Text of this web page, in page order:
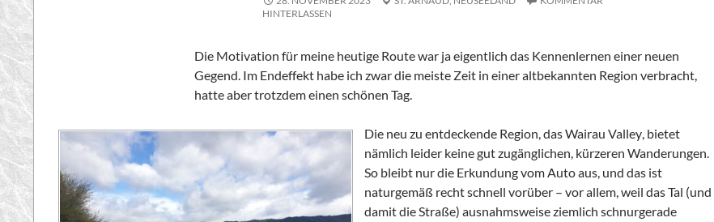
HINTERLASSEN
Die Motivation für meine heutige Route war ja eigentlich das Kennenlernen einer neuen
Gegend. Im Endeffekt habe ich zwar die meiste Zeit in einer altbekannten Region verbracht,
hatte aber trotzdem einen schönen Tag.
Die neu zu entdeckende Region, dasWairau Valley, bietet
nämlich leider keine gut zugänglichen, kürzeren Wanderungen.
So bleibt nur die Erkundung vom Auto aus, und das ist
naturgemäß recht schnell vorüber – vor allem, weil das Tal (und
damit die Straße) ausnahmsweise ziemlich schnurgerade